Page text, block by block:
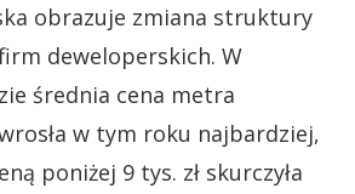
obrazuje zmiana struktury
deweloperskich. W
średnia cena metra
w tym roku najbardziej,
poniżej 9 tys. zł skurczyła